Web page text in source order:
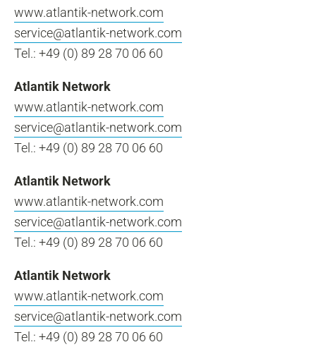
www.atlantik-network.com
service@atlantik-network.com
Tel.: +49 (0) 89 28 70 06 60
Atlantik Network
www.atlantik-network.com
service@atlantik-network.com
Tel.: +49 (0) 89 28 70 06 60
Atlantik Network
www.atlantik-network.com
service@atlantik-network.com
Tel.: +49 (0) 89 28 70 06 60
Atlantik Network
www.atlantik-network.com
service@atlantik-network.com
Tel.: +49 (0) 89 28 70 06 60